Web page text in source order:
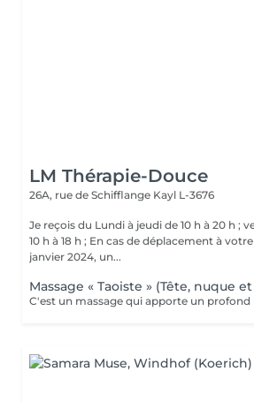
LM Thérapie-Douce
26A, rue de Schifflange Kayl L-3676
Je reçois du Lundi à jeudi de 10 h à 20 h ; vendredi et samedi de
10 h à 18 h ; En cas de déplacement à
janvier 2024, un...
Massage « Taoiste » (Tête, nuque